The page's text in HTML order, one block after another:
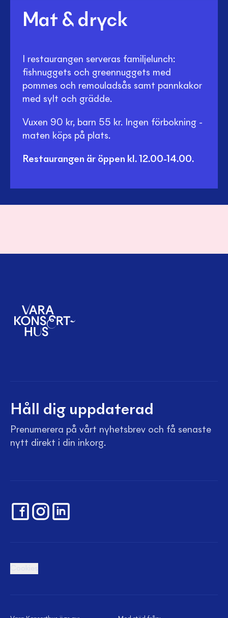
Mat & dryck
I restaurangen serveras familjelunch:
fishnuggets och greennuggets med
pommes och remouladsås samt pannkakor
med sylt och grädde.
Vuxen 90 kr, barn 55 kr. Ingen förbokning -
maten köps på plats.
Restaurangen är öppen kl. 12.00-14.00.
Håll dig uppdaterad
Prenumerera på vårt nyhetsbrev och få senaste
nytt direkt i din inkorg.